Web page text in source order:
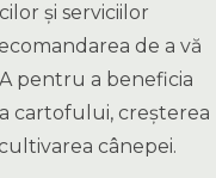
și serviciilor
de a vă
pentru a beneficia
cartofului, creșterea
cânepei.